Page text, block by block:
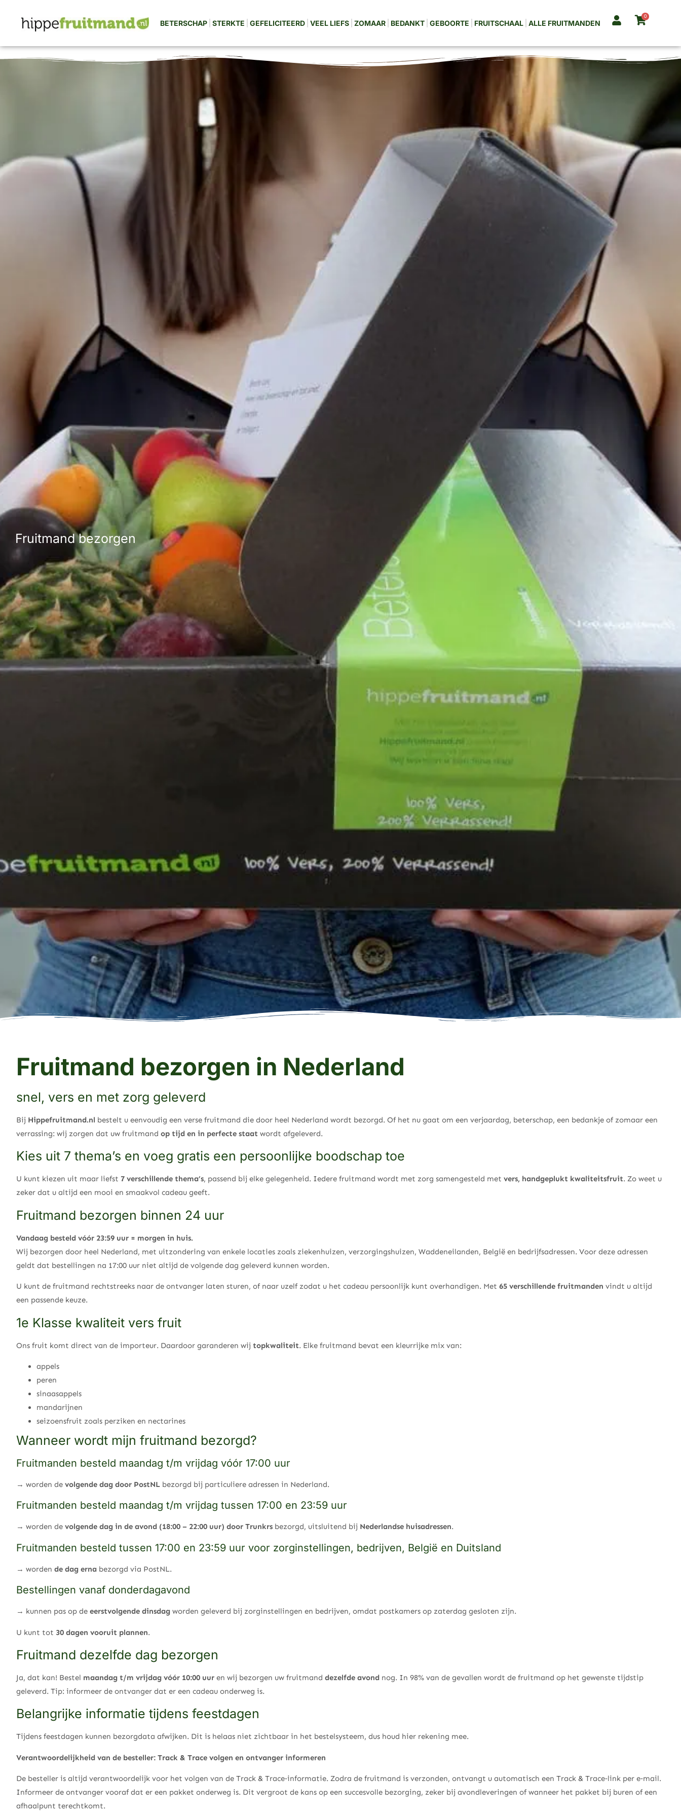
BETERSCHAP STERKTE GEFELICITEERD VEEL LIEFS ZOMAAR BEDANKT GEBOORTE FRUITSCHAAL ALLE FRUITMANDEN
0
Fruitmand bezorgen
Fruitmand bezorgen in Nederland
snel, vers en met zorg geleverd
Bij Hippefruitmand.nl bestelt u eenvoudig een verse fruitmand die door heel Nederland wordt bezorgd. Of het nu gaat om een verjaardag, beterschap, een bedankje of zomaar een
verrassing: wij zorgen dat uw fruitmand op tijd en in perfecte staat wordt afgeleverd.
Kies uit 7 thema’s en voeg gratis een persoonlijke boodschap toe
U kunt kiezen uit maar liefst 7 verschillende thema’s, passend bij elke gelegenheid. Iedere fruitmand wordt met zorg samengesteld met vers, handgeplukt kwaliteitsfruit. Zo weet u
zeker dat u altijd een mooi en smaakvol cadeau geeft.
Fruitmand bezorgen binnen 24 uur
Vandaag besteld vóór 23:59 uur = morgen in huis.
Wij bezorgen door heel Nederland, met uitzondering van enkele locaties zoals ziekenhuizen, verzorgingshuizen, Waddeneilanden, België en bedrijfsadressen. Voor deze adressen
geldt dat bestellingen na 17:00 uur niet altijd de volgende dag geleverd kunnen worden.
U kunt de fruitmand rechtstreeks naar de ontvanger laten sturen, of naar uzelf zodat u het cadeau persoonlijk kunt overhandigen. Met 65 verschillende fruitmanden vindt u altijd
een passende keuze.
1e Klasse kwaliteit vers fruit
Ons fruit komt direct van de importeur. Daardoor garanderen wij topkwaliteit. Elke fruitmand bevat een kleurrijke mix van:
appels
peren
sinaasappels
mandarijnen
seizoensfruit zoals perziken en nectarines
Wanneer wordt mijn fruitmand bezorgd?
Fruitmanden besteld maandag t/m vrijdag vóór 17:00 uur
→ worden de volgende dag door PostNL bezorgd bij particuliere adressen in Nederland.
Fruitmanden besteld maandag t/m vrijdag tussen 17:00 en 23:59 uur
→ worden de volgende dag in de avond (18:00 – 22:00 uur) door Trunkrs bezorgd, uitsluitend bij Nederlandse huisadressen.
Fruitmanden besteld tussen 17:00 en 23:59 uur voor zorginstellingen, bedrijven, België en Duitsland
→ worden de dag erna bezorgd via PostNL.
Bestellingen vanaf donderdagavond
→ kunnen pas op de eerstvolgende dinsdag worden geleverd bij zorginstellingen en bedrijven, omdat postkamers op zaterdag gesloten zijn.
U kunt tot 30 dagen vooruit plannen.
Fruitmand dezelfde dag bezorgen
Ja, dat kan! Bestel maandag t/m vrijdag vóór 10:00 uur en wij bezorgen uw fruitmand dezelfde avond nog. In 98% van de gevallen wordt de fruitmand op het gewenste tijdstip
geleverd. Tip: informeer de ontvanger dat er een cadeau onderweg is.
Belangrijke informatie tijdens feestdagen
Tijdens feestdagen kunnen bezorgdata afwijken. Dit is helaas niet zichtbaar in het bestelsysteem, dus houd hier rekening mee.
Verantwoordelijkheid van de besteller: Track & Trace volgen en ontvanger informeren
De besteller is altijd verantwoordelijk voor het volgen van de Track & Trace‑informatie. Zodra de fruitmand is verzonden, ontvangt u automatisch een Track & Trace‑link per e‑mail.
Informeer de ontvanger vooraf dat er een pakket onderweg is. Dit vergroot de kans op een succesvolle bezorging, zeker bij avondleveringen of wanneer het pakket bij buren of een
afhaalpunt terechtkomt.